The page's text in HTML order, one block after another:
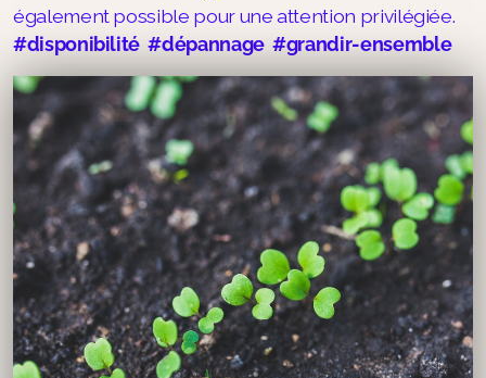
également possible pour une attention privilégiée.
#disponibilité #dépannage #grandir-ensemble